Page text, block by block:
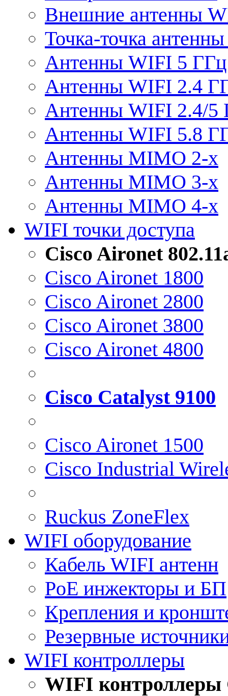
Внешние антенны
Точка-точка
Антенны WIFI 5 ГГц
Антенны WIFI 2.4
Антенны WIFI 2.4/5
Антенны WIFI 5.8
Антенны MIMO 2-x
Антенны MIMO 3-x
Антенны MIMO 4-x
WIFI точки доступа
Cisco Aironet
Cisco Aironet 1800
Cisco Aironet 2800
Cisco Aironet 3800
Cisco Aironet 4800
Cisco Catalyst 9100
Cisco Aironet 1500
Cisco Industrial
Ruckus ZoneFlex
WIFI оборудование
Кабель WIFI антенн
PoE инжекторы и БП
Крепления и
Резервные
WIFI контроллеры
WIFI контроллеры